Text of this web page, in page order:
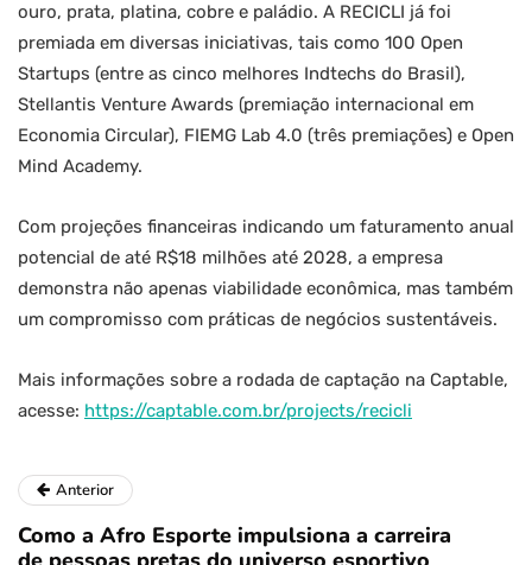
ouro, prata, platina, cobre e paládio. A RECICLI já foi
premiada em diversas iniciativas, tais como 100 Open
Startups (entre as cinco melhores Indtechs do Brasil),
Stellantis Venture Awards (premiação internacional em
Economia Circular), FIEMG Lab 4.0 (três premiações) e Open
Mind Academy.
Com projeções financeiras indicando um faturamento anual
potencial de até R$18 milhões até 2028, a empresa
demonstra não apenas viabilidade econômica, mas também
um compromisso com práticas de negócios sustentáveis.
Mais informações sobre a rodada de captação na Captable,
acesse: https://captable.com.br/projects/recicli
Anterior
Como a Afro Esporte impulsiona a carreira